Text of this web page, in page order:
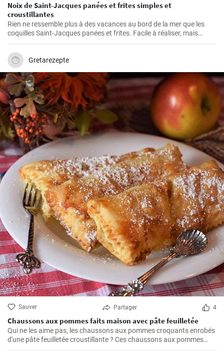
Noix de Saint-Jacques panées et frites simples et
croustillantes
Rien ne ressemble plus à des vacances au bord de la mer que les
coquilles Saint-Jacques panées et frites. Facile à réaliser, mais
également gastronomique, cette recette permet d'obtenir des
coquilles Saint-Jacques fraîches légèrement panées et dorées, à
l'extérieur croustillant et à l'intérieur succulent. Elles sont parfaites
comme plat principal à servir avec une sauce à tremper, des frites et
une salade ou comme hors-d'œuvre pour lancer un repas de fruits
de mer.
Gretarezepte
Sauver Partager 4
Chaussons aux pommes faits maison avec pâte feuilletée
Qui ne les aime pas, les chaussons aux pommes croquants enrobés
d'une pâte feuilletée croustillante ? Ces chaussons aux pommes
faits maison sont un régal absolu et l'un de mes favoris personnels.